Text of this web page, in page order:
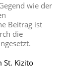
wie der
Beitrag ist
die
St. Kizito